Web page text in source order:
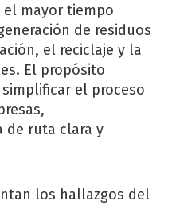
mayor tiempo
de residuos
el reciclaje y la
El propósito
el proceso
de ruta clara y
los hallazgos del